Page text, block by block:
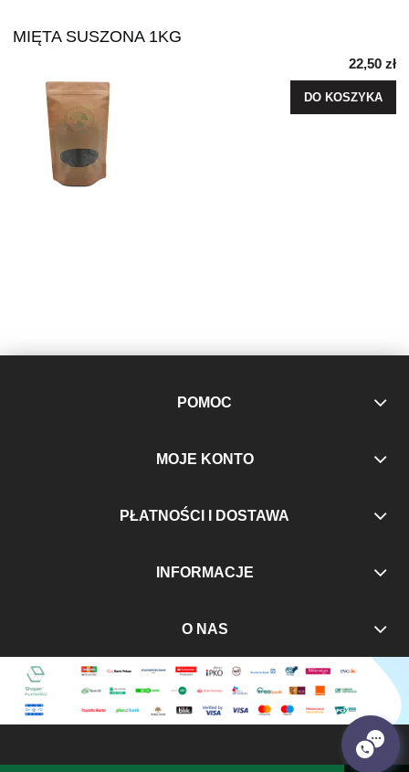
MIĘTA SUSZONA 1KG
22,50 zł
DO KOSZYKA
POMOC
MOJE KONTO
PŁATNOŚCI I DOSTAWA
INFORMACJE
O NAS